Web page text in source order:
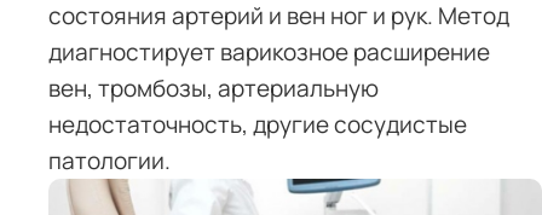
состояния артерий и вен ног и рук. Метод
диагностирует варикозное расширение
вен, тромбозы, артериальную
недостаточность, другие сосудистые
патологии.